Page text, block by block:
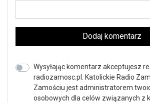
Dodaj komentarz
Wysyłając komentarz akceptujesz
radiozamosc.pl. Katolickie Radio
Zamościu jest administratorem
osobowych dla celów związanych z